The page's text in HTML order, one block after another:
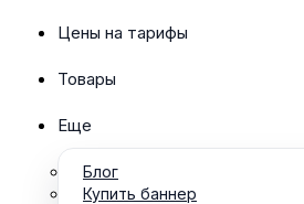
Цены на тарифы
Товары
Еще
Блог
Купить баннер